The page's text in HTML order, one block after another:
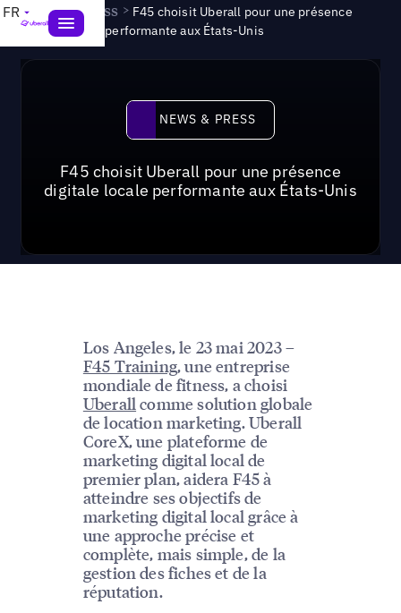
FR News & Press > F45 choisit Uberall pour une présence
digitale locale performante aux États-Unis
News & Press
NEWS & PRESS
F45 choisit Uberall pour une présence
digitale locale performante aux États-Unis
Los Angeles, le 23 mai 2023 –
F45 Training, une entreprise
mondiale de fitness, a choisi
Uberall comme solution globale
de location marketing. Uberall
CoreX, une plateforme de
marketing digital local de
premier plan, aidera F45 à
atteindre ses objectifs de
marketing digital local grâce à
une approche précise et
complète, mais simple, de la
gestion des fiches et de la
réputation.